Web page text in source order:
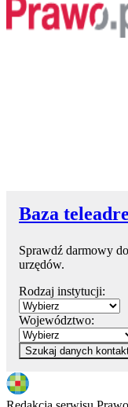
Baza
Sprawdź darmowy
urzędów.
Rodzaj instytucji:
Województwo:
Szukaj danych